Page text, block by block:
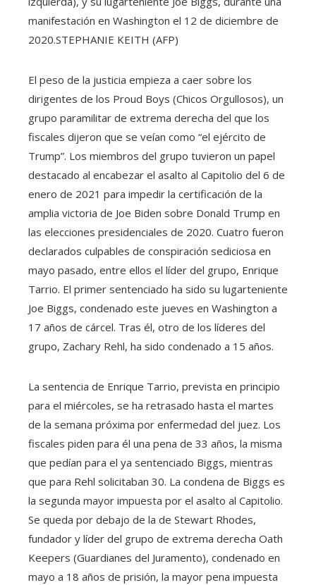
manifestación en Washington el 12 de diciembre de
2020.STEPHANIE KEITH (AFP)
El peso de la justicia empieza a caer sobre los
dirigentes de los Proud Boys (Chicos Orgullosos), un
grupo paramilitar de extrema derecha del que los
fiscales dijeron que se veían como “el ejército de
Trump”. Los miembros del grupo tuvieron un papel
destacado al encabezar el asalto al Capitolio del 6 de
enero de 2021 para impedir la certificación de la
amplia victoria de Joe Biden sobre Donald Trump en
las elecciones presidenciales de 2020. Cuatro fueron
declarados culpables de conspiración sediciosa en
mayo pasado, entre ellos el líder del grupo, Enrique
Tarrio. El primer sentenciado ha sido su lugarteniente
Joe Biggs, condenado este jueves en Washington a
17 años de cárcel. Tras él, otro de los líderes del
grupo, Zachary Rehl, ha sido condenado a 15 años.
La sentencia de Enrique Tarrio, prevista en principio
para el miércoles, se ha retrasado hasta el martes
de la semana próxima por enfermedad del juez. Los
fiscales piden para él una pena de 33 años, la misma
que pedían para el ya sentenciado Biggs, mientras
que para Rehl solicitaban 30. La condena de Biggs es
la segunda mayor impuesta por el asalto al Capitolio.
Se queda por debajo de la de Stewart Rhodes,
fundador y líder del grupo de extrema derecha Oath
Keepers (Guardianes del Juramento), condenado en
mayo a 18 años de prisión, la mayor pena impuesta